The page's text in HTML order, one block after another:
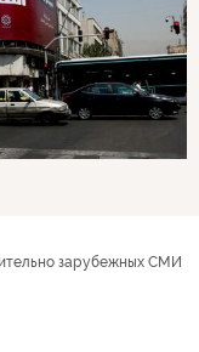
зарубежных СМИ